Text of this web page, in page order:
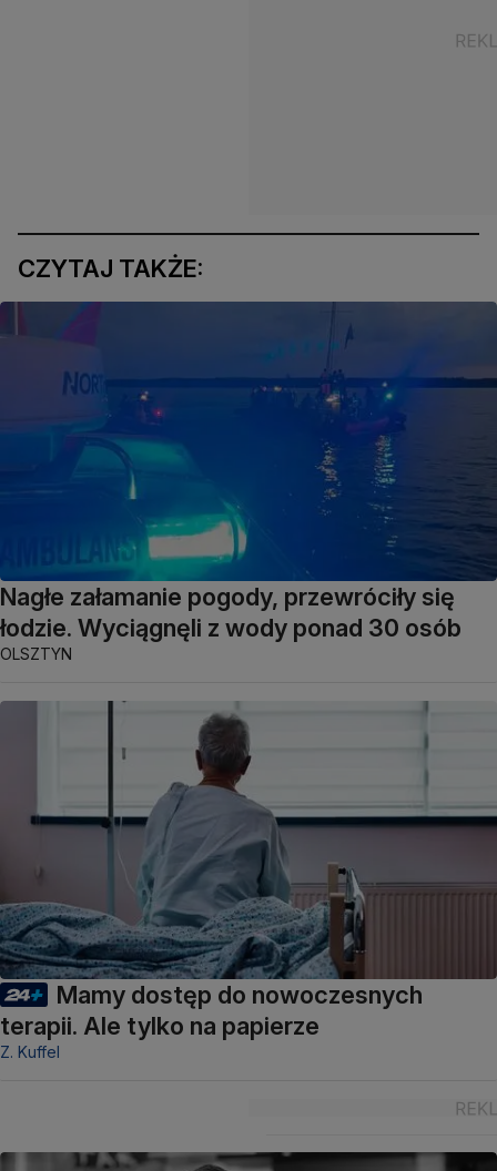
CZYTAJ TAKŻE:
Nagłe załamanie pogody, przewróciły się
łodzie. Wyciągnęli z wody ponad 30 osób
OLSZTYN
Mamy dostęp do nowoczesnych
terapii. Ale tylko na papierze
Z. Kuffel